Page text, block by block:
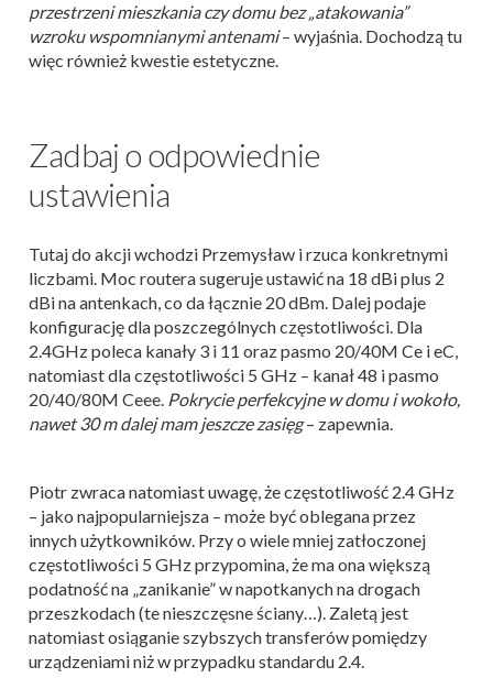
przestrzeni mieszkania czy domu bez „atakowania”
wzroku wspomnianymi antenami– wyjaśnia. Dochodzą tu
więc również kwestie estetyczne.
Zadbaj o odpowiednie
ustawienia
Tutaj do akcji wchodzi Przemysław i rzuca konkretnymi
liczbami. Moc routera sugeruje ustawić na 18 dBi plus 2
dBi na antenkach, co da łącznie 20 dBm. Dalej podaje
konfigurację dla poszczególnych częstotliwości. Dla
2.4GHz poleca kanały 3 i 11 oraz pasmo 20/40M Ce i eC,
natomiast dla częstotliwości 5 GHz – kanał 48 i pasmo
20/40/80M Ceee. Pokrycie perfekcyjne w domu i wokoło,
nawet 30 m dalej mam jeszcze zasięg– zapewnia.
Piotr zwraca natomiast uwagę, że częstotliwość 2.4 GHz
– jako najpopularniejsza – może być oblegana przez
innych użytkowników. Przy o wiele mniej zatłoczonej
częstotliwości 5 GHz przypomina, że ma ona większą
podatność na „zanikanie” w napotkanych na drogach
przeszkodach (te nieszczęsne ściany…). Zaletą jest
natomiast osiąganie szybszych transferów pomiędzy
urządzeniami niż w przypadku standardu 2.4.